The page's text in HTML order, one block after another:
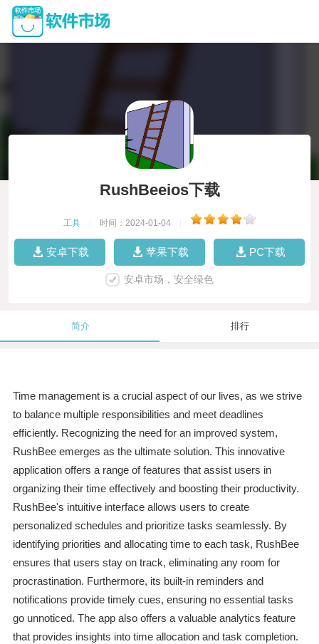
RushBeeios下载
工具 时间：2024-01-04
安卓下载 苹果下载 PC下载
安卓市场，安全绿色
简介 排行
Time management is a crucial aspect of our lives, as we strive
to balance multiple responsibilities and meet deadlines
efficiently. Recognizing the need for an improved system,
RushBee emerges as the ultimate solution. This innovative
application offers a range of features that assist users in
organizing their time effectively and boosting their productivity.
RushBee's intuitive interface allows users to create
personalized schedules and prioritize tasks seamlessly. By
identifying priorities and allocating time to each task, RushBee
ensures that users stay on track, eliminating any room for
procrastination. Furthermore, its built-in reminders and
notifications provide timely cues, ensuring no essential tasks
go unnoticed. The app also offers a valuable analytics feature
that provides insights into time allocation and task completion.